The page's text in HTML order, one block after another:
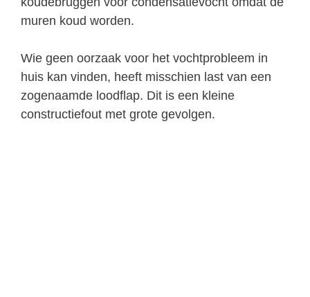
muren koud worden.
Wie geen oorzaak voor het vochtprobleem in
huis kan vinden, heeft misschien last van een
zogenaamde loodflap. Dit is een kleine
constructiefout met grote gevolgen.